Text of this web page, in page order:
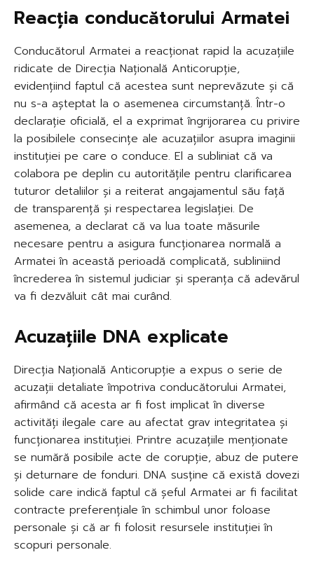
Reacția conducătorului Armatei
Conducătorul Armatei a reacționat rapid la acuzațiile
ridicate de Direcția Națională Anticorupție,
evidențiind faptul că acestea sunt neprevăzute și că
nu s-a așteptat la o asemenea circumstanță. Într-o
declarație oficială, el a exprimat îngrijorarea cu privire
la posibilele consecințe ale acuzațiilor asupra imaginii
instituției pe care o conduce. El a subliniat că va
colabora pe deplin cu autoritățile pentru clarificarea
tuturor detaliilor și a reiterat angajamentul său față
de transparență și respectarea legislației. De
asemenea, a declarat că va lua toate măsurile
necesare pentru a asigura funcționarea normală a
Armatei în această perioadă complicată, subliniind
încrederea în sistemul judiciar și speranța că adevărul
va fi dezvăluit cât mai curând.
Acuzațiile DNA explicate
Direcția Națională Anticorupție a expus o serie de
acuzații detaliate împotriva conducătorului Armatei,
afirmând că acesta ar fi fost implicat în diverse
activități ilegale care au afectat grav integritatea și
funcționarea instituției. Printre acuzațiile menționate
se numără posibile acte de corupție, abuz de putere
și deturnare de fonduri. DNA susține că există dovezi
solide care indică faptul că șeful Armatei ar fi facilitat
contracte preferențiale în schimbul unor foloase
personale și că ar fi folosit resursele instituției în
scopuri personale.